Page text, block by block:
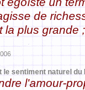
de
la plus grande
le sentiment naturel du
l'amour-